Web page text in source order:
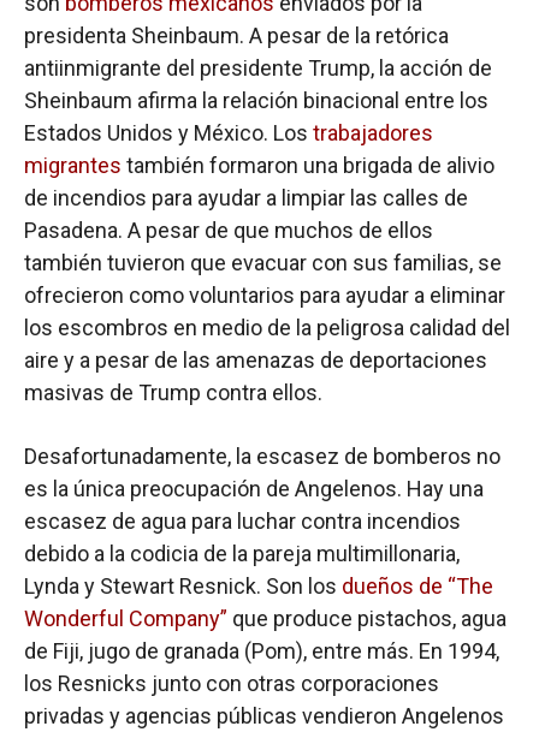
presidenta Sheinbaum. A pesar de la retórica
antiinmigrante del presidente Trump, la acción de
Sheinbaum afirma la relación binacional entre los
Estados Unidos y México. Los trabajadores
migrantes también formaron una brigada de alivio
de incendios para ayudar a limpiar las calles de
Pasadena. A pesar de que muchos de ellos
también tuvieron que evacuar con sus familias, se
ofrecieron como voluntarios para ayudar a eliminar
los escombros en medio de la peligrosa calidad del
aire y a pesar de las amenazas de deportaciones
masivas de Trump contra ellos.
Desafortunadamente, la escasez de bomberos no
es la única preocupación de Angelenos. Hay una
escasez de agua para luchar contra incendios
debido a la codicia de la pareja multimillonaria,
Lynda y Stewart Resnick. Son los dueños de “The
Wonderful Company” que produce pistachos, agua
de Fiji, jugo de granada (Pom), entre más. En 1994,
los Resnicks junto con otras corporaciones
privadas y agencias públicas vendieron Angelenos